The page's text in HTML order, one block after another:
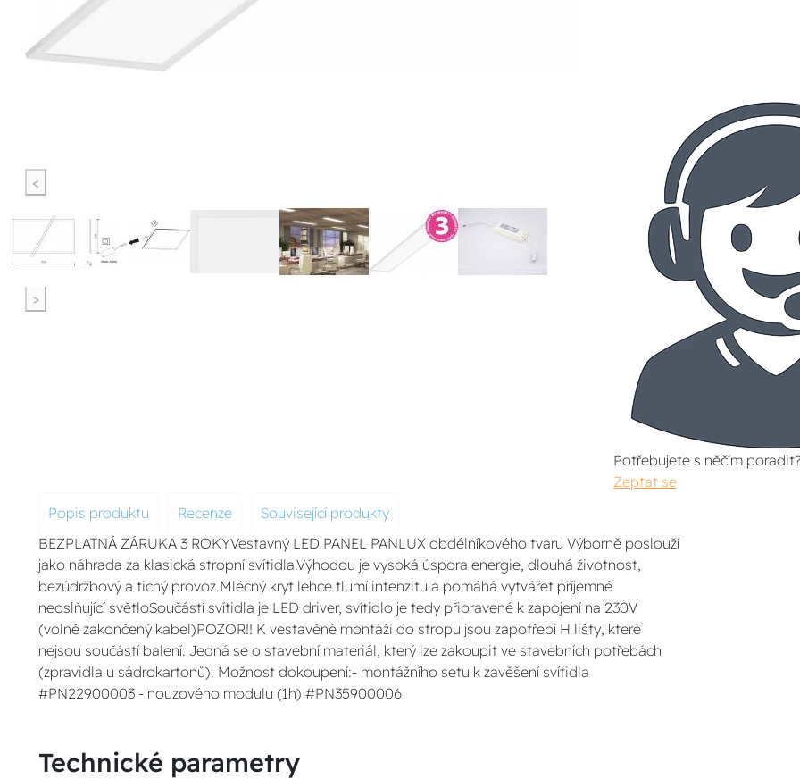
<
>
Potřebujete s něčím poradit?
Zeptat se
Popis produktu
Recenze
Související produkty
BEZPLATNÁ ZÁRUKA 3 ROKYVestavný LED PANEL PANLUX obdélníkového tvaru Výborně poslouží
jako náhrada za klasická stropní svítidla.Výhodou je vysoká úspora energie, dlouhá životnost,
bezúdržbový a tichý provoz.Mléčný kryt lehce tlumí intenzitu a pomáhá vytvářet příjemné
neoslňující světloSoučástí svítidla je LED driver, svítidlo je tedy připravené k zapojení na 230V
(volně zakončený kabel)POZOR!! K vestavěné montáži do stropu jsou zapotřebí H lišty, které
nejsou součástí balení. Jedná se o stavební materiál, který lze zakoupit ve stavebních potřebách
(zpravidla u sádrokartonů). Možnost dokoupení:- montážního setu k zavěšení svítidla
#PN22900003 - nouzového modulu (1h) #PN35900006
Technické parametry